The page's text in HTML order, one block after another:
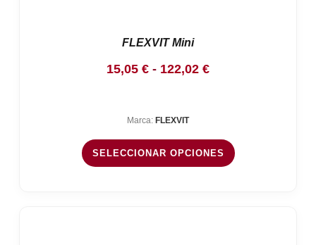
FLEXVIT Mini
15,05 € - 122,02 €Rango
15,05 €
hasta
Marca: FLEXVIT
SELECCIONAR OPCIONES